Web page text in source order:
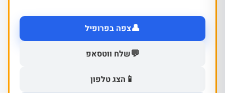
👤צפה בפרופיל
💬שלח ווטסאפ
📱 הצג טלפון